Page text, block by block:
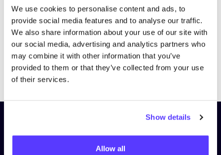
We use cookies to personalise content and ads, to
provide social media features and to analyse our traffic.
We also share information about your use of our site with
our social media, advertising and analytics partners who
may combine it with other information that you’ve
provided to them or that they’ve collected from your use
of their services.
Show details
Allow all
PreviousNext
Schrijf je in op onze nieuwsbrief
en blijf op de hoogte!